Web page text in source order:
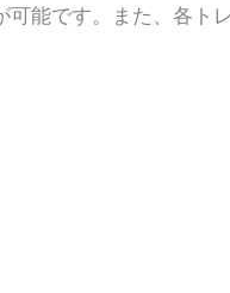
能です。また、各ト